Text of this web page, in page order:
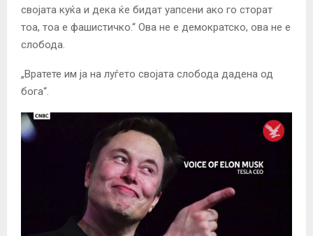
својата куќа и дека ќе бидат уапсени ако го сторат
тоа, тоа е фашистичко.“ Ова не е демократско, ова не е
слобода.
„Вратете им ја на луѓето својата слобода дадена од
бога“.